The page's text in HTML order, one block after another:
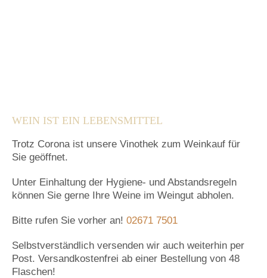
WEIN IST EIN LEBENSMITTEL
Trotz Corona ist unsere Vinothek zum Weinkauf für
Sie geöffnet.
Unter Einhaltung der Hygiene- und Abstandsregeln
können Sie gerne Ihre Weine im Weingut abholen.
Bitte rufen Sie vorher an! 02671 7501
Selbstverständlich versenden wir auch weiterhin per
Post. Versandkostenfrei ab einer Bestellung von 48
Flaschen!